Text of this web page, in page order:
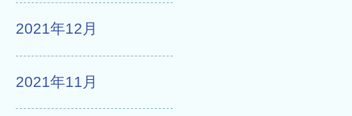
2021年12月
2021年11月